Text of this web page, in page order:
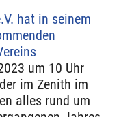
hat in seinem
um 10 Uhr
im Zenith im
alles rund um